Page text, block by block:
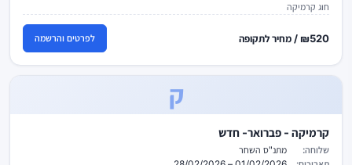
חוג קרמיקה
₪520 / מחיר לתקופה לפרטים והרשמה
ק
קרמיקה - פברואר- חדש
שלוחה:
מתנ"ס השחר